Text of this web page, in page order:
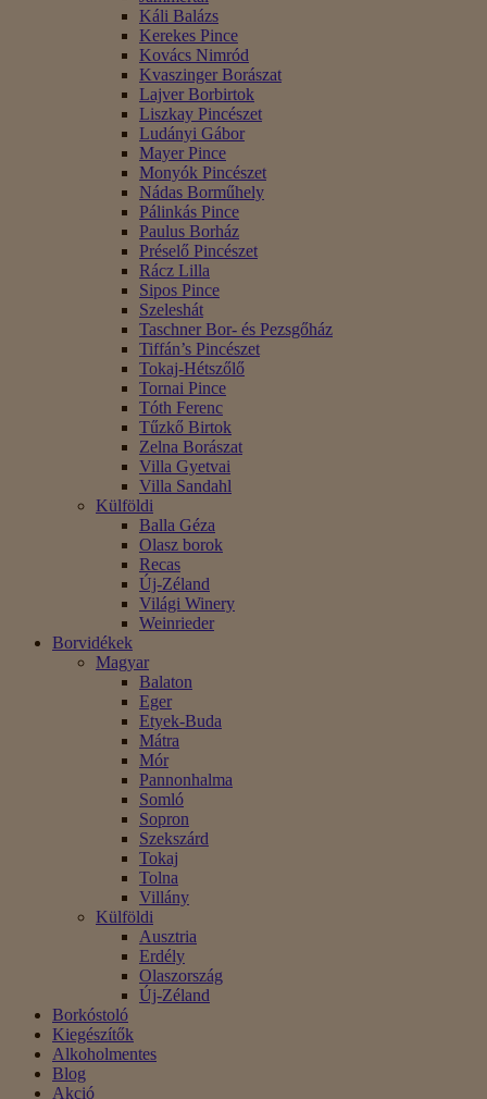
Káli Balázs
Kerekes Pince
Kovács Nimród
Kvaszinger Borászat
Lajver Borbirtok
Liszkay Pincészet
Ludányi Gábor
Mayer Pince
Monyók Pincészet
Nádas Borműhely
Pálinkás Pince
Paulus Borház
Préselő Pincészet
Rácz Lilla
Sipos Pince
Szeleshát
Taschner Bor- és Pezsgőház
Tiffán’s Pincészet
Tokaj-Hétszőlő
Tornai Pince
Tóth Ferenc
Tűzkő Birtok
Zelna Borászat
Villa Gyetvai
Villa Sandahl
Külföldi
Balla Géza
Olasz borok
Recas
Új-Zéland
Világi Winery
Weinrieder
Borvidékek
Magyar
Balaton
Eger
Etyek-Buda
Mátra
Mór
Pannonhalma
Somló
Sopron
Szekszárd
Tokaj
Tolna
Villány
Külföldi
Ausztria
Erdély
Olaszország
Új-Zéland
Borkóstoló
Kiegészítők
Alkoholmentes
Blog
Akció